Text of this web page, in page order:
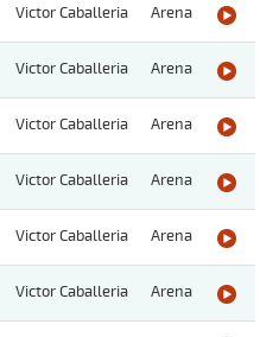
Victor Caballeria Arena
Victor Caballeria Arena
Victor Caballeria Arena
Victor Caballeria Arena
Victor Caballeria Arena
Victor Caballeria Arena